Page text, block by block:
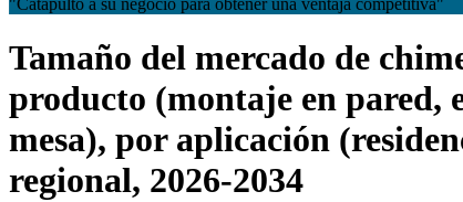
"Catapulto a su negocio para obtener una ventaja competitiva"
Tamaño del mercado de
producto (montaje en pared,
mesa), por aplicación
regional, 2026-2034